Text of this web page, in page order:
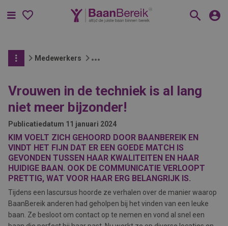
Menu
Medewerkers
Vrouwen in de techniek is al lang
niet meer bijzonder!
Publicatiedatum 11 januari 2024
KIM VOELT ZICH GEHOORD DOOR BAANBEREIK EN
VINDT HET FIJN DAT ER EEN GOEDE MATCH IS
GEVONDEN TUSSEN HAAR KWALITEITEN EN HAAR
HUIDIGE BAAN. OOK DE COMMUNICATIE VERLOOPT
PRETTIG, WAT VOOR HAAR ERG BELANGRIJK IS.
Tijdens een lascursus hoorde ze verhalen over de manier waarop
BaanBereik anderen had geholpen bij het vinden van een leuke
baan. Ze besloot om contact op te nemen en vond al snel een